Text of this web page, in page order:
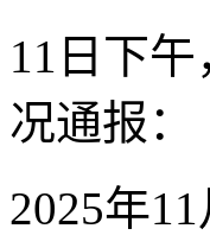
11日下
况通报：
2025年